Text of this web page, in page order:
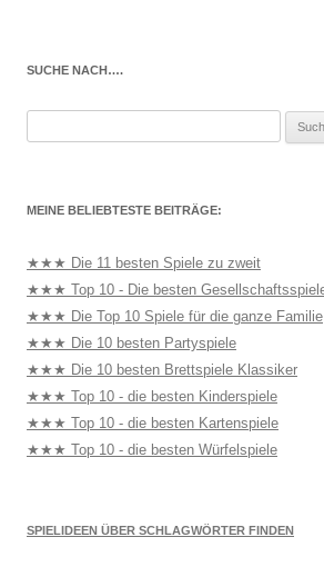
SUCHE NACH….
MEINE BELIEBTESTE BEITRÄGE:
★★★ Die 11 besten Spiele zu zweit
★★★ Top 10 - Die besten
★★★ Die Top 10 Spiele für die ganze Familie
★★★ Die 10 besten Partyspiele
★★★ Die 10 besten Brettspiele Klassiker
★★★ Top 10 - die besten Kinderspiele
★★★ Top 10 - die besten Kartenspiele
★★★ Top 10 - die besten Würfelspiele
SPIELIDEEN ÜBER SCHLAGWÖRTER FINDEN